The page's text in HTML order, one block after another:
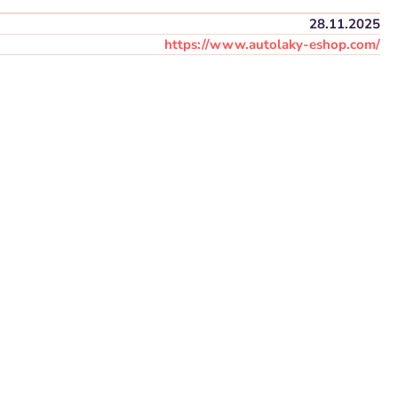
28.11.2025
https://www.autolaky-eshop.com/